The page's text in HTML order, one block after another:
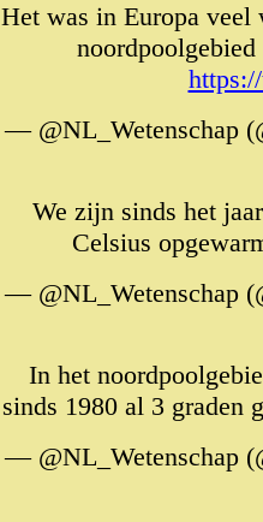
Het was in Europa veel
— @NL_Wetenschap
We zijn sinds het
Celsius
— @NL_Wetenschap
In het
sinds 1980 al 3 graden
— @NL_Wetenschap